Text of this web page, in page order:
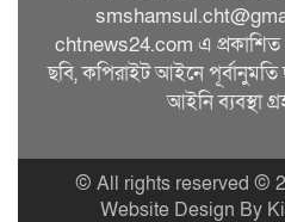
chtnews24.com এ
ছবি, কপিরাইট আইনে পূর্বানুমতি
আইনি ব্যবস্থা
© All rights reserved ©
Website Design By